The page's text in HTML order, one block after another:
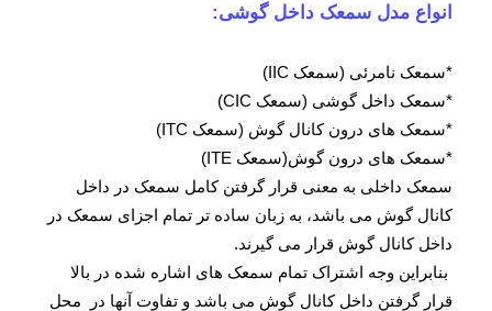
انواع مدل سمعک داخل گوشی:
*سمعک نامرئی (سمعک IIC)
*سمعک داخل گوشی (سمعک CIC)
*سمعک های درون کانال گوش (سمعک ITC)
*سمعک های درون گوش(سمعک ITE)
سمعک داخلی به معنی قرار گرفتن کامل سمعک در داخل
کانال گوش می باشد، به زبان ساده تر تمام اجزای سمعک در
داخل کانال گوش قرار می گیرند.
بنابراین وجه اشتراک تمام سمعک های اشاره شده در بالا
قرار گرفتن داخل کانال گوش می باشد و تفاوت آنها در محل